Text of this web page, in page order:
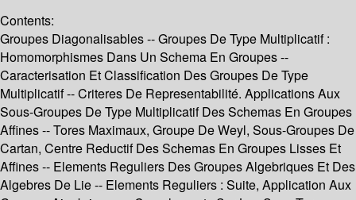
Contents:
Groupes Diagonalisables -- Groupes De Type Multiplicatif :
Homomorphismes Dans Un Schema En Groupes --
Caracterisation Et Classification Des Groupes De Type
Multiplicatif -- Criteres De Representabilité. Applications Aux
Sous-Groupes De Type Multiplicatif Des Schemas En Groupes
Affines -- Tores Maximaux, Groupe De Weyl, Sous-Groupes De
Cartan, Centre Reductif Des Schemas En Groupes Lisses Et
Affines -- Elements Reguliers Des Groupes Algebriques Et Des
Algebres De Lie -- Elements Reguliers : Suite, Application Aux